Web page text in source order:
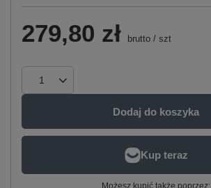
279,80 zł brutto / szt
Dodaj do koszyka
Możesz kupić także poprzez: